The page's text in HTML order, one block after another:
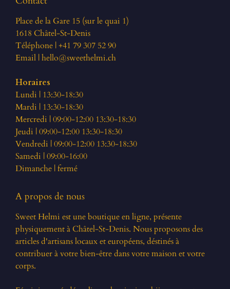
Place de la Gare 15 (sur le quai 1)
1618 Châtel-St-Denis
Téléphone | +41 79 307 52 90
Email |hello@sweethelmi.ch
Horaires
Lundi | 13:30-18:30
Mardi | 13:30-18:30
Mercredi | 09:00-12:00 13:30-18:30
Jeudi | 09:00-12:00 13:30-18:30
Vendredi | 09:00-12:00 13:30-18:30
Samedi | 09:00-16:00
Dimanche | fermé
A propos de nous
Sweet Helmi est une boutique en ligne, présente
physiquement à Châtel-St-Denis. Nous proposons des
articles d'artisans locaux et européens, déstinés à
contribuer à votre bien-être dans votre maison et votre
corps.